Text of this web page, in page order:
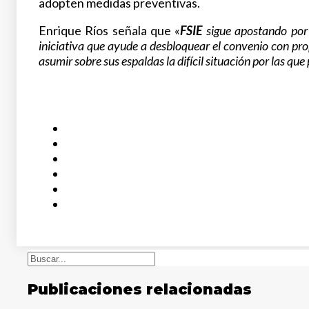
adopten medidas preventivas.
Enrique Ríos señala que «FSIEsigue apostando
iniciativa que ayude a desbloquear el convenio con
asumir sobre sus espaldas la difícil situación por las
Buscar
Publicaciones relacionadas